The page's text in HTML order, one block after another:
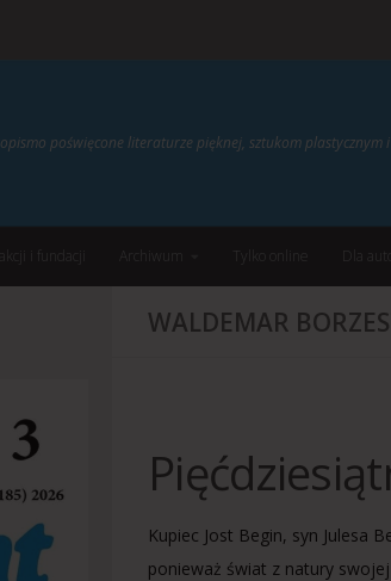
poświęcone literaturze pięknej, sztukom
i fundacji Archiwum Tylko online Dla
WALDEMAR
Kupiec Jost Begin, syn Julesa
ponieważ świat z natury